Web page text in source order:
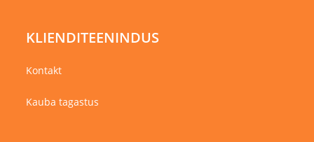
KLIENDITEENINDUS
Kontakt
Kauba tagastus